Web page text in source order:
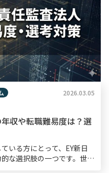
2026.03.05
収や転職難易度は？選
いる方にとって、EY新日
な選択肢の一つです。世界